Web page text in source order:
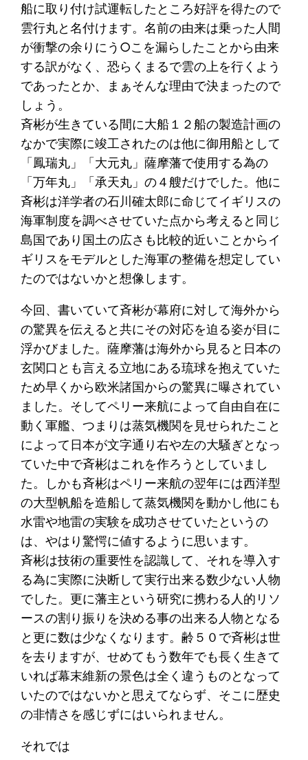
船に取り付け試運転したところ好評を得たので
雲行丸と名付けます。名前の由来は乗った人間
が衝撃の余りにう○こを漏らしたことから由来
する訳がなく、恐らくまるで雲の上を行くよう
であったとか、まぁそんな理由で決まったので
しょう。
斉彬が生きている間に大船１２船の製造計画の
なかで実際に竣工されたのは他に御用船として
「鳳瑞丸」「大元丸」薩摩藩で使用する為の
「万年丸」「承天丸」の４艘だけでした。他に
斉彬は洋学者の石川確太郎に命じてイギリスの
海軍制度を調べさせていた点から考えると同じ
島国であり国土の広さも比較的近いことからイ
ギリスをモデルとした海軍の整備を想定してい
たのではないかと想像します。
今回、書いていて斉彬が幕府に対して海外から
の驚異を伝えると共にその対応を迫る姿が目に
浮かびました。薩摩藩は海外から見ると日本の
玄関口とも言える立地にある琉球を抱えていた
ため早くから欧米諸国からの驚異に曝されてい
ました。そしてペリー来航によって自由自在に
動く軍艦、つまりは蒸気機関を見せられたこと
によって日本が文字通り右や左の大騒ぎとなっ
ていた中で斉彬はこれを作ろうとしていまし
た。しかも斉彬はペリー来航の翌年には西洋型
の大型帆船を造船して蒸気機関を動かし他にも
水雷や地雷の実験を成功させていたというの
は、やはり驚愕に値するように思います。
斉彬は技術の重要性を認識して、それを導入す
る為に実際に決断して実行出来る数少ない人物
でした。更に藩主という研究に携わる人的リソ
ースの割り振りを決める事の出来る人物となる
と更に数は少なくなります。齢５０で斉彬は世
を去りますが、せめてもう数年でも長く生きて
いれば幕末維新の景色は全く違うものとなって
いたのではないかと思えてならず、そこに歴史
の非情さを感じずにはいられません。
それでは